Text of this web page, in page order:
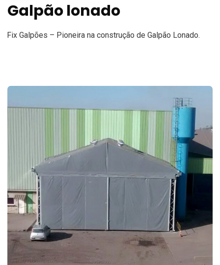
Galpão lonado
Fix Galpões – Pioneira na construção de Galpão Lonado.